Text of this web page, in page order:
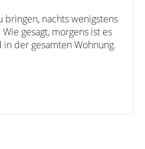
bringen, nachts wenigstens
gesagt, morgens ist es
der gesamten Wohnung.